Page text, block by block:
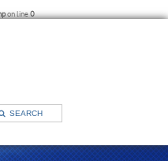
on line0